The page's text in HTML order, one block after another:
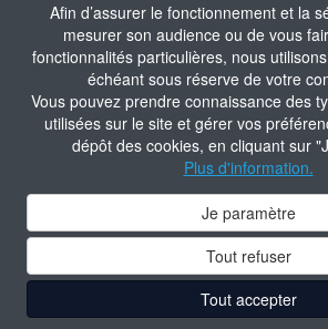
Afin d’assurer le fonctionnement et la
mesurer son audience ou de vous
fonctionnalités particulières, nous
échéant sous réserve de votre
Vous pouvez prendre connaissance des
utilisées sur le site et gérer vos
dépôt des cookies, en cliquant sur
Plus d'information.
Je paramètre
Tout refuser
Tout accepter